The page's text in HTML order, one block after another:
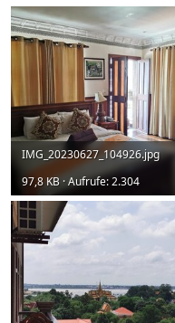
IMG_20230627_104926.jpg
97,8 KB · Aufrufe: 2.304